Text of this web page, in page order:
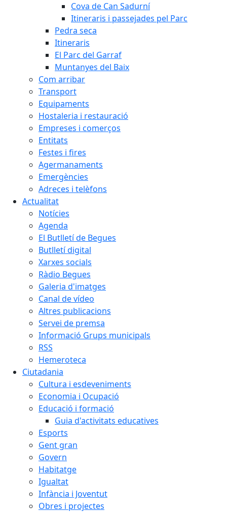
Cova de Can Sadurní
Itineraris i passejades pel Parc
Pedra seca
Itineraris
El Parc del Garraf
Muntanyes del Baix
Com arribar
Transport
Equipaments
Hostaleria i restauració
Empreses i comerços
Entitats
Festes i fires
Agermanaments
Emergències
Adreces i telèfons
Actualitat
Notícies
Agenda
El Butlletí de Begues
Butlletí digital
Xarxes socials
Ràdio Begues
Galeria d'imatges
Canal de vídeo
Altres publicacions
Servei de premsa
Informació Grups municipals
RSS
Hemeroteca
Ciutadania
Cultura i esdeveniments
Economia i Ocupació
Educació i formació
Guia d'activitats educatives
Esports
Gent gran
Govern
Habitatge
Igualtat
Infància i Joventut
Obres i projectes